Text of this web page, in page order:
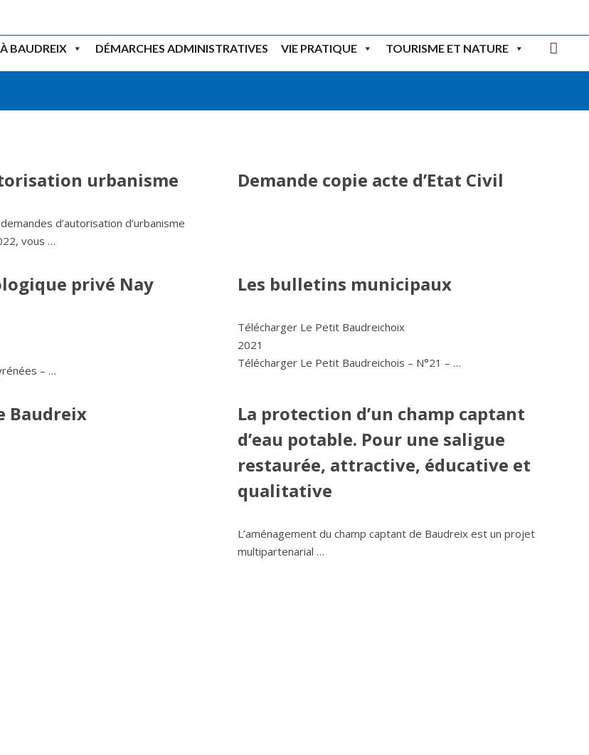
BAUDREIX DÉMARCHES ADMINISTRATIVES VIE PRATIQUE TOURISME ET NATURE
urbanisme
d’autorisation d’urbanisme
vous …
Demande copie acte d’Etat Civil
privé Nay
– …
Les bulletins municipaux
Télécharger Le Petit Baudreichoix
2021
Télécharger Le Petit Baudreichois – N°21 – …
Baudreix
La protection d’un champ captant
d’eau potable. Pour une saligue
restaurée, attractive, éducative et
qualitative
L’aménagement du champ captant de Baudreix est un projet
multipartenarial …